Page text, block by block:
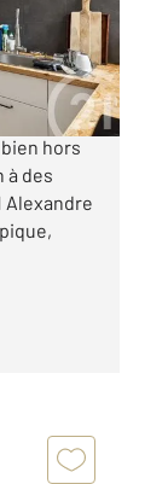
de la
hors
à des
Alexandre